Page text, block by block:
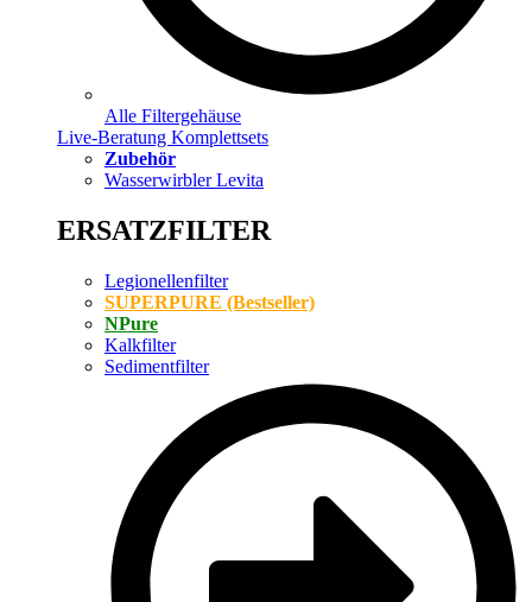
Alle Filtergehäuse
Live-Beratung Komplettsets
Zubehör
Wasserwirbler Levita
ERSATZFILTER
Legionellenfilter
SUPERPURE (Bestseller)
NPure
Kalkfilter
Sedimentfilter